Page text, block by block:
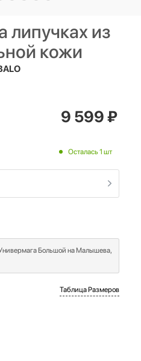
липучках из
кожи
9 599₽
Осталась 1 шт
Большой на Малышева,
Таблица Размеров